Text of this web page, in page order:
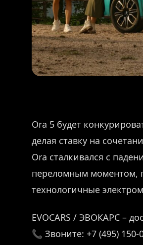
Ora 5 будет
делая ставку на
Ora сталкивался с
переломным моментом,
технологичные
EVOCARS / ЭВОКАРС –
📞 Звоните: +7 (495) 150-